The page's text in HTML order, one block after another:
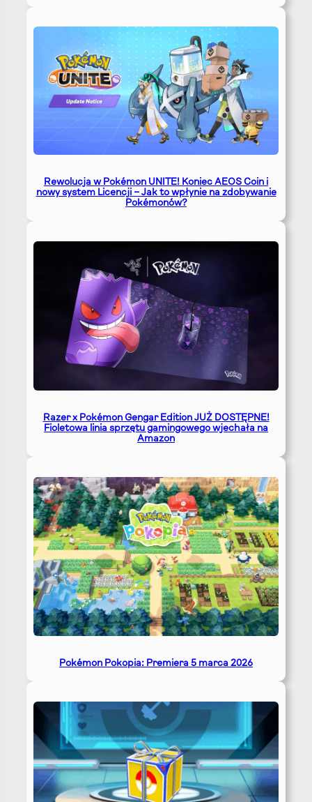
Rewolucja w Pokémon UNITE! Koniec AEOS Coin i
nowy system Licencji – Jak to wpłynie na zdobywanie
Pokémonów?
Razer x Pokémon Gengar Edition JUŻ DOSTĘPNE!
Fioletowa linia sprzętu gamingowego wjechała na
Amazon
Pokémon Pokopia: Premiera 5 marca 2026